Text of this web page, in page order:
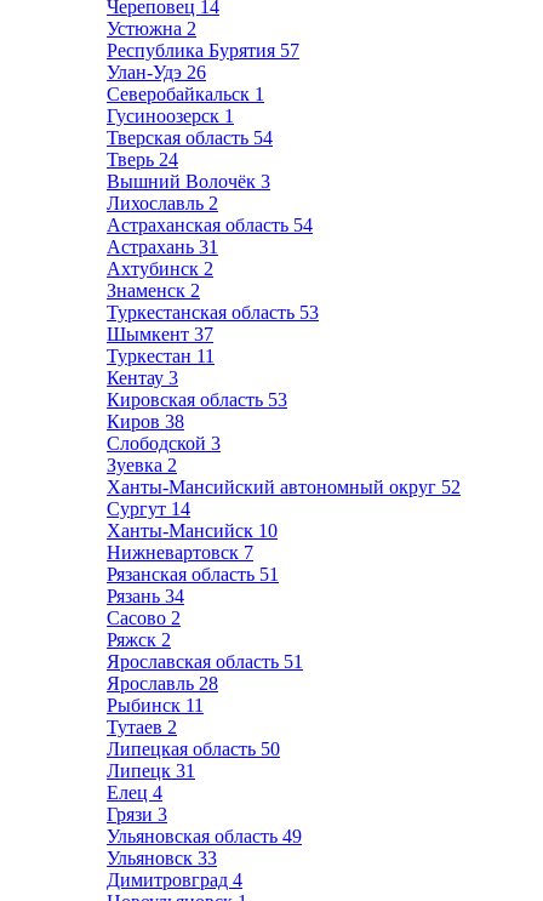
Череповец 14
Устюжна 2
Республика Бурятия 57
Улан-Удэ 26
Северобайкальск 1
Гусиноозерск 1
Тверская область 54
Тверь 24
Вышний Волочёк 3
Лихославль 2
Астраханская область 54
Астрахань 31
Ахтубинск 2
Знаменск 2
Туркестанская область 53
Шымкент 37
Туркестан 11
Кентау 3
Кировская область 53
Киров 38
Слободской 3
Зуевка 2
Ханты-Мансийский автономный округ 52
Сургут 14
Ханты-Мансийск 10
Нижневартовск 7
Рязанская область 51
Рязань 34
Сасово 2
Ряжск 2
Ярославская область 51
Ярославль 28
Рыбинск 11
Тутаев 2
Липецкая область 50
Липецк 31
Елец 4
Грязи 3
Ульяновская область 49
Ульяновск 33
Димитровград 4